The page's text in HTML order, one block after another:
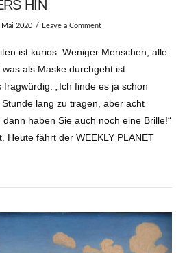
VIEW POST
HIN
Mai 2020 Leave a Comment
ist kurios. Weniger Menschen, alle
als Maske durchgeht ist
„Ich finde es ja schon
lang zu tragen, aber acht
haben Sie auch noch eine Brille!“
Heute fährt der WEEKLY PLANET